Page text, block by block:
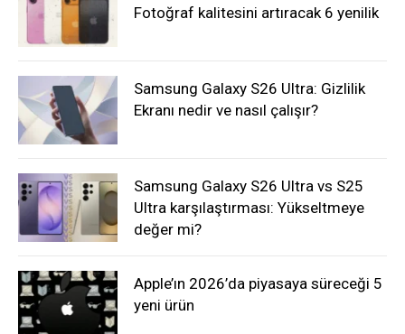
Fotoğraf kalitesini artıracak 6 yenilik
Samsung Galaxy S26 Ultra: Gizlilik
Ekranı nedir ve nasıl çalışır?
Samsung Galaxy S26 Ultra vs S25
Ultra karşılaştırması: Yükseltmeye
değer mi?
Apple’ın 2026’da piyasaya süreceği 5
yeni ürün